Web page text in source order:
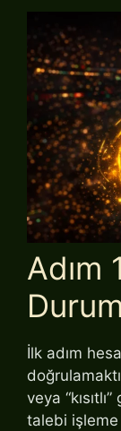
Adım
İlk adım
veya
talebi işleme